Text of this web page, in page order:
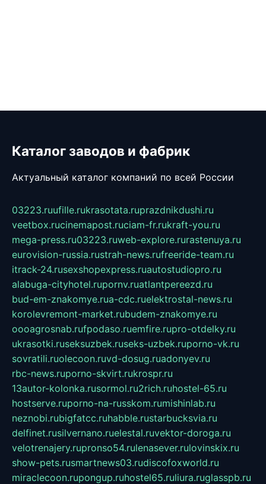
Каталог заводов и фабрик
Актуальный каталог компаний по всей России
03223.ruufille.rukrasotata.ruprazdnikdushi.ru
veetbox.rucinemapost.ruciam-fr.rukraft-you.ru
mega-press.ru03223.ruweb-explore.rurastenuya.ru
eurovision-russia.rustrah-news.rufreeride-team.ru
itrack-24.rusexshopexpress.ruautostudiopro.ru
alabuga-cityhotel.rupornv.ruatlantpereezd.ru
bud-em-znakomye.rua-cdc.ruelektrostal-news.ru
korolevremont-market.rubudem-znakomye.ru
oooagrosnab.rufpodaso.ruemfire.rupro-otdelky.ru
ukrasotki.ruseksuzbek.ruseks-uzbek.ruporno-vk.ru
sovratili.ruolecoon.ruvd-dosug.ruadonyev.ru
rbc-news.ruporno-skvirt.rukrospr.ru
13autor-kolonka.rusormol.ru2rich.ruhostel-65.ru
hostserve.ruporno-na-russkom.rumishinlab.ru
neznobi.rubigfatcc.ruhabble.rustarbucksvia.ru
delfinet.rusilvernano.ruelestal.ruvektor-doroga.ru
velotrenajery.rupronso54.rulenasever.rulovinskix.ru
show-pets.rusmartnews03.rudiscofoxworld.ru
miraclecoon.rupongup.ruhostel65.ruliura.ruglasspb.ru